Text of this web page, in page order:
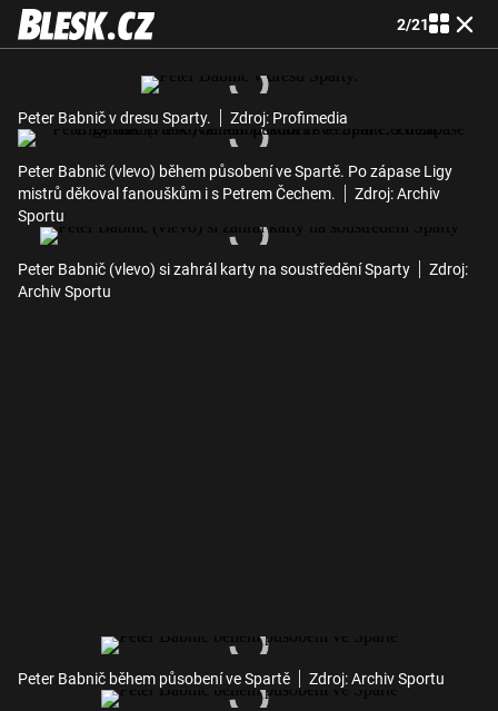
2/21
Peter Babnič v dresu Sparty. Zdroj: Profimedia
Peter Babnič (vlevo) během působení ve Spartě. Po zápase Ligy
mistrů děkoval fanouškům i s Petrem Čechem.
Zdroj: Archiv
Sportu
Peter Babnič (vlevo) si zahrál karty na soustředění Sparty
Zdroj:
Archiv Sportu
Peter Babnič během působení ve Spartě Zdroj: Archiv Sportu